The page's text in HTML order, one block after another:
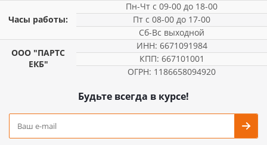
Часы работы:
Пн-Чт с 09-00 до 18-00
Пт с 08-00 до 17-00
Сб-Вс выходной
ООО "ПАРТС
ЕКБ"
ИНН: 6671091984
КПП: 667101001
ОГРН: 1186658094920
Будьте всегда в курсе!